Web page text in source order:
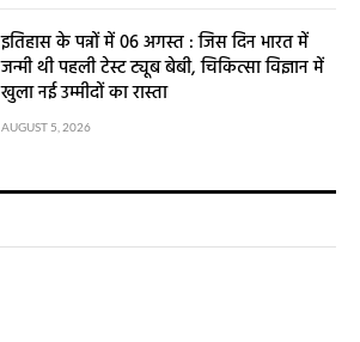
इतिहास के पन्नों में 06 अगस्त : जिस दिन भारत में
जन्मी थी पहली टेस्ट ट्यूब बेबी, चिकित्सा विज्ञान में
खुला नई उम्मीदों का रास्ता
AUGUST 5, 2026